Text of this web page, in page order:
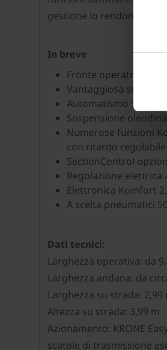
gestione lo rendono una
In breve
Fronte operativo
Vantaggiosa
Automatismo Soft
Sospensione
Numerose funzioni
con ritardo
SectionControl
Regolazione
Elettronica Komfort
A scelta pneumatici
Dati tecnici:
Larghezza operativa: da
Larghezza andana: da
Larghezza su strada: 2,99
Altezza su strada: 3,99 m
Azionamento: KRONE
scatole di trasmissione